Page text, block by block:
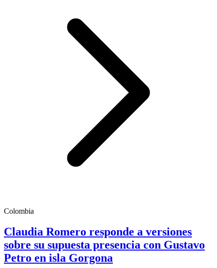
Colombia
Claudia Romero responde a versiones
sobre su supuesta presencia con Gustavo
Petro en isla Gorgona